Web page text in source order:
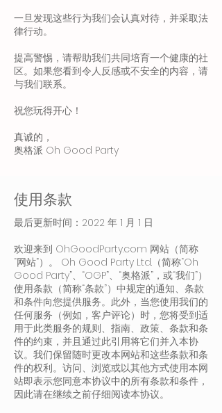
一旦发现这些行为我们会认真对待，并采取法
律行动。
提高警惕，请帮助我们共同培育一个健康的社
区。如果您看到令人反感或不安全的内容，请
与我们联系。
祝您玩得开心！​
真诚的，
​奥格派 Oh Good Party
使用条款
最后更新时间：2022 年 1 月 1 日
欢迎来到 OhGoodParty.com 网站（简称
“网站”）。 Oh Good Party Ltd.（简称“Oh
Good Party”、“OGP”、“奥格派”，或“我们”）
使用条款（简称“条款”）中规定的通知、条款
和条件向您提供服务。此外，当您使用我们的
任何服务（例如，客户评论）时，您将受到适
用于此类服务的规则、指南、政策、条款和条
件的约束，并且通过此引用将它们并入本协
议。我们保留随时更改本网站和这些条款和条
件的权利。访问、浏览或以其他方式使用本网
站即表示您同意本协议中的所有条款和条件，
因此请在继续之前仔细阅读本协议。